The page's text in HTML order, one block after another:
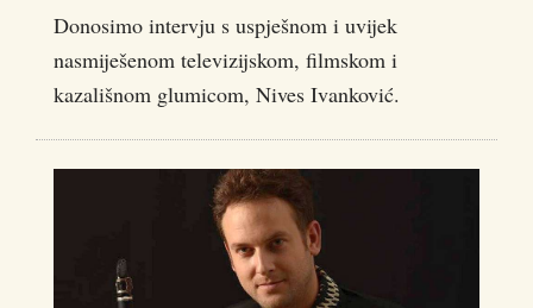
Donosimo intervju s uspješnom i uvijek
nasmiješenom televizijskom, filmskom i
kazališnom glumicom, Nives Ivanković.